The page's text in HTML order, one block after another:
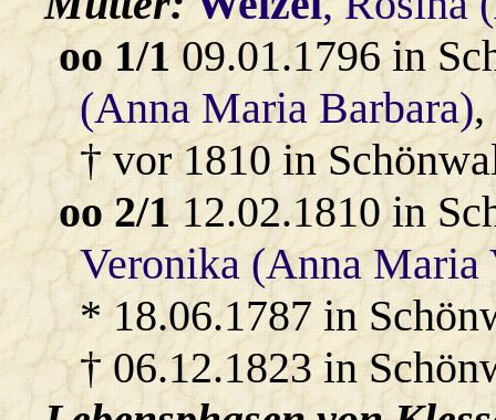
oo 1/109.01.1796 in
(Anna Maria Barbara)
† vor 1810 in
oo 2/112.02.1810 in
Veronika (Anna Maria
* 18.06.1787 in
† 06.12.1823 in